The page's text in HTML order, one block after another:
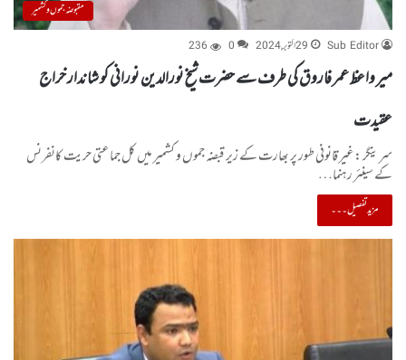
مقبوضہ جموں و کشمیر
Sub Editor
29 اکتوبر, 2024 0
236
میر واعظ عمر فاروق کی طرف سے حضرت شیخ نورالدین نورانی کو شاندار خراج
عقیدت
سرینگر :غیر قانونی طور پر بھارت کے زیر قبضہ جموں و کشمیر میں کل جماعتی حریت کانفرنس
کے سینئر رہنما…
مزید تفصیل۔۔۔